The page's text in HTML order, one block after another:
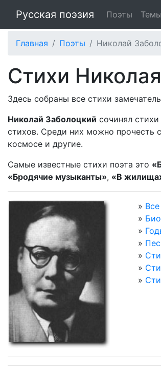
Русская поэзия Поэты Темы
Главная Поэты Николай
Стихи
Здесь собраны все стихи
Николай Заболоцкий сочинял
стихов. Среди них можно прочесть
космосе и другие.
Самые известные стихи поэта это
«Бродячие музыканты», «В
»
»
»
»
»
»
»